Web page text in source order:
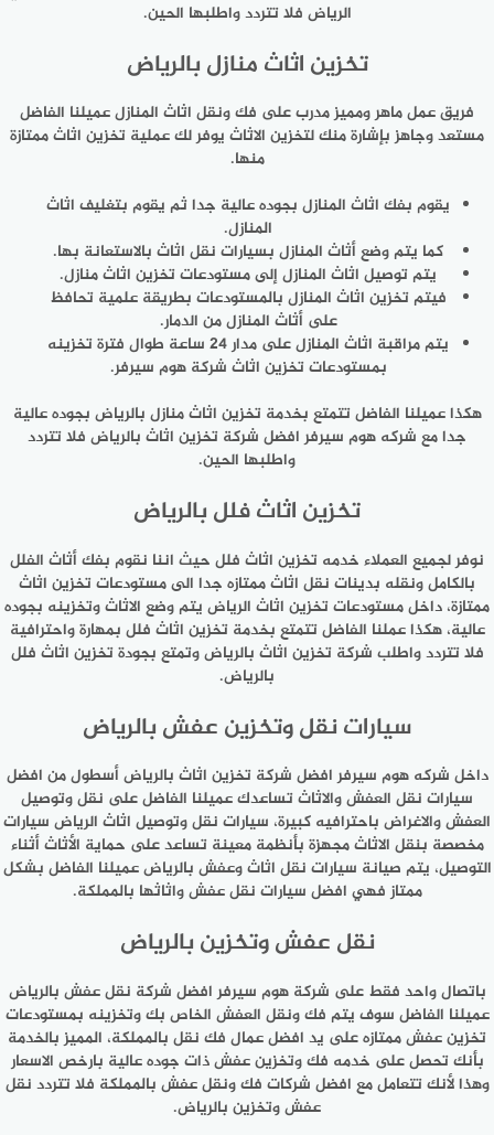
الرياض فلا تتردد واطلبها الحين.
تخزين اثاث منازل بالرياض
فريق عمل ماهر ومميز مدرب على فك ونقل اثاث المنازل عميلنا الفاضل
مستعد وجاهز بإشارة منك لتخزين الاثاث يوفر لك عملية تخزين اثاث ممتازة
منها.
يقوم بفك اثاث المنازل بجوده عالية جدا ثم يقوم بتغليف اثاث
المنازل.
كما يتم وضع أثاث المنازل بسيارات نقل اثاث بالاستعانة بها.
يتم توصيل اثاث المنازل إلى مستودعات تخزين اثاث منازل.
فيتم تخزين اثاث المنازل بالمستودعات بطريقة علمية تحافظ
على أثاث المنازل من الدمار.
يتم مراقبة اثاث المنازل على مدار 24 ساعة طوال فترة تخزينه
بمستودعات تخزين اثاث شركة هوم سيرفر.
هكذا عميلنا الفاضل تتمتع بخدمة تخزين اثاث منازل بالرياض بجوده عالية
جدا مع شركه هوم سيرفر افضل شركة تخزين اثاث بالرياض فلا تتردد
واطلبها الحين.
تخزين اثاث فلل بالرياض
نوفر لجميع العملاء خدمه تخزين اثاث فلل حيث اننا نقوم بفك أثاث الفلل
بالكامل ونقله بدينات نقل اثاث ممتازه جدا الى مستودعات تخزين اثاث
ممتازة، داخل مستودعات تخزين اثاث الرياض يتم وضع الاثاث وتخزينه بجوده
عالية، هكذا عملنا الفاضل تتمتع بخدمة تخزين اثاث فلل بمهارة واحترافية
فلا تتردد واطلب شركة تخزين اثاث بالرياض وتمتع بجودة تخزين اثاث فلل
بالرياض.
سيارات نقل وتخزين عفش بالرياض
داخل شركه هوم سيرفر افضل شركة تخزين اثاث بالرياض أسطول من افضل
سيارات نقل العفش والاثاث تساعدك عميلنا الفاضل على نقل وتوصيل
العفش والاغراض باحترافيه كبيرة، سيارات نقل وتوصيل اثاث الرياض سيارات
مخصصة بنقل الاثاث مجهزة بأنظمة معينة تساعد على حماية الأثاث أثناء
التوصيل، يتم صيانة سيارات نقل اثاث وعفش بالرياض عميلنا الفاضل بشكل
ممتاز فهي افضل سيارات نقل عفش واثاثها بالمملكة.
نقل عفش وتخزين بالرياض
باتصال واحد فقط على شركة هوم سيرفر افضل شركة نقل عفش بالرياض
عميلنا الفاضل سوف يتم فك ونقل العفش الخاص بك وتخزينه بمستودعات
تخزين عفش ممتازه على يد افضل عمال فك نقل بالمملكة، المميز بالخدمة
بأنك تحصل على خدمه فك وتخزين عفش ذات جوده عالية بارخص الاسعار
وهذا لأنك تتعامل مع افضل شركات فك ونقل عفش بالمملكة فلا تتردد نقل
عفش وتخزين بالرياض.